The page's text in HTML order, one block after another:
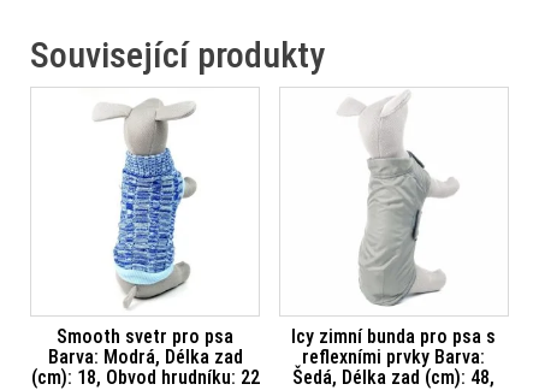
Související produkty
Smooth svetr pro psa
Barva: Modrá, Délka zad
(cm): 18, Obvod hrudníku: 22
Icy zimní bunda pro psa s
reflexními prvky Barva:
Šedá, Délka zad (cm): 48,